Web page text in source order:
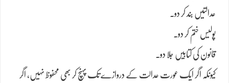
عدالتیں بند کر دو۔
پولیس ختم کر دو۔
قانون کی کتابیں جلا دو۔
کیونکہ اگر ایک عورت عدالت کے دروازے تک پہنچ کر بھی محفوظ نہیں، اگر